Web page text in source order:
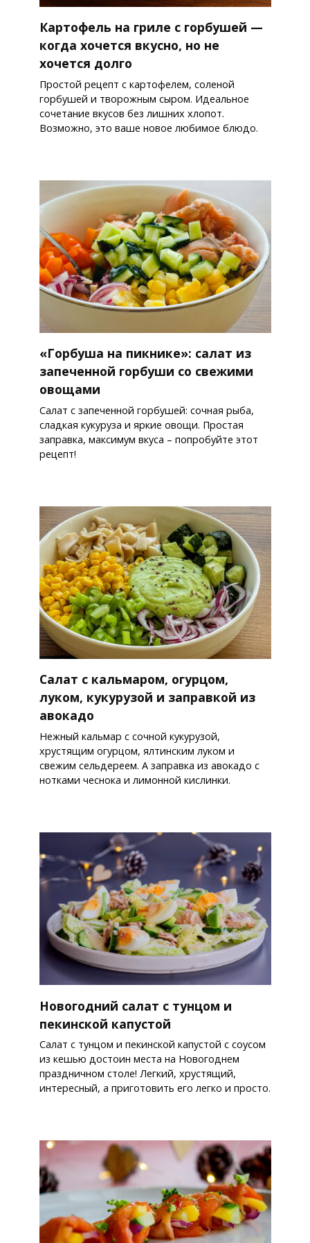
Картофель на гриле с горбушей —
когда хочется вкусно, но не
хочется долго
Простой рецепт с картофелем, соленой
горбушей и творожным сыром. Идеальное
сочетание вкусов без лишних хлопот.
Возможно, это ваше новое любимое блюдо.
«Горбуша на пикнике»: салат из
запеченной горбуши со свежими
овощами
Салат с запеченной горбушей: сочная рыба,
сладкая кукуруза и яркие овощи. Простая
заправка, максимум вкуса – попробуйте этот
рецепт!
Салат с кальмаром, огурцом,
луком, кукурузой и заправкой из
авокадо
Нежный кальмар с сочной кукурузой,
хрустящим огурцом, ялтинским луком и
свежим сельдереем. А заправка из авокадо с
нотками чеснока и лимонной кислинки.
Новогодний салат с тунцом и
пекинской капустой
Салат с тунцом и пекинской капустой с соусом
из кешью достоин места на Новогоднем
праздничном столе! Легкий, хрустящий,
интересный, а приготовить его легко и просто.